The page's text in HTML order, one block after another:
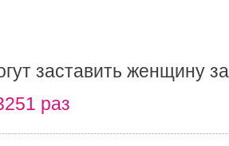
заставить женщину
раз